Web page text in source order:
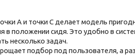
А и точки С делает модель
в положении сидя. Это удобно в
несколько задач.
подбор под пользователя, а